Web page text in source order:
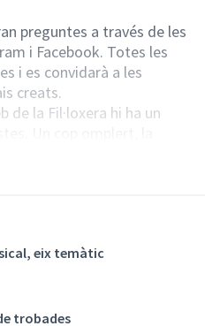
preguntes a través de les
i Facebook. Totes les
i es convidarà a les
creats.
de la Fil·loxera hi ha un
de confirmació i
amb equip tècnic que es
de trobada per recollir
eix temàtic
trobades